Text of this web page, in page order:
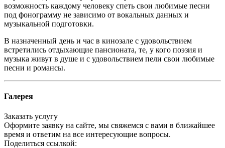
возможность каждому человеку спеть свои любимые песни
под фонограмму не зависимо от вокальных данных и
музыкальной подготовки.
В назначенный день и час в кинозале с удовольствием
встретились отдыхающие пансионата, те, у кого поэзия и
музыка живут в душе и с удовольствием пели свои любимые
песни и романсы.
Галерея
Заказать услугу
Оформите заявку на сайте, мы свяжемся с вами в ближайшее
время и ответим на все интересующие вопросы.
Поделиться ссылкой: